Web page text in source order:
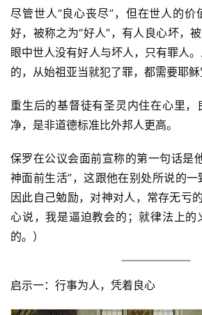
页
日
崇
拜
专
座
尽管世人“良心丧尽”，但在世人的价
好，被称之为“好人”，有人良心坏，
眼中世人没有好人与坏人，只有罪人
的，从始祖亚当就犯了罪，都需要耶稣
重生后的基督徒有圣灵内住在心里，
净，是非道德标准比外邦人更高。
保罗在公议会面前宣称的第一句话是
神面前生活”，这跟他在别处所说的
因此自己勉励，对神对人，常存无亏
心说，我是逼迫教会的；就律法上的
的。）
启示一：行事为人，凭着良心